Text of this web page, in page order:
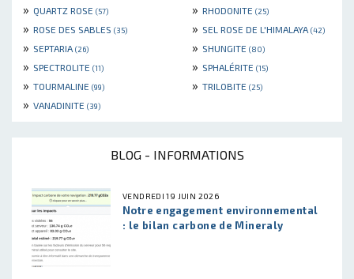
» QUARTZ ROSE (57) » RHODONITE (25)
» ROSE DES SABLES (35) » SEL ROSE DE L'HIMALAYA (42)
» SEPTARIA (26) » SHUNGITE (80)
» SPECTROLITE (11) » SPHALÉRITE (15)
» TOURMALINE (99) » TRILOBITE (25)
» VANADINITE (39)
BLOG - INFORMATIONS
VENDREDI 19 JUIN 2026
Notre engagement environnemental
: le bilan carbone de Mineraly